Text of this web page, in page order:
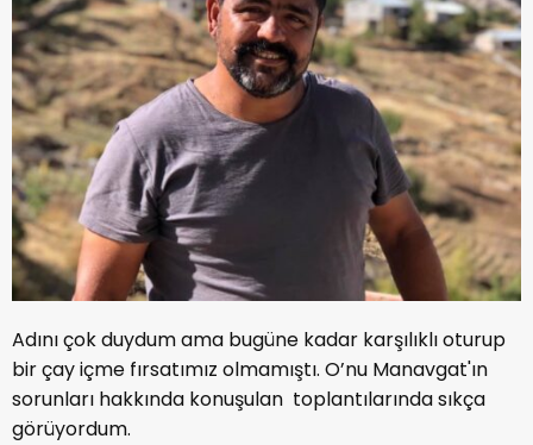
Adını çok duydum ama bugüne kadar karşılıklı oturup
bir çay içme fırsatımız olmamıştı. O’nu Manavgat'ın
sorunları hakkında konuşulan toplantılarında sıkça
görüyordum.